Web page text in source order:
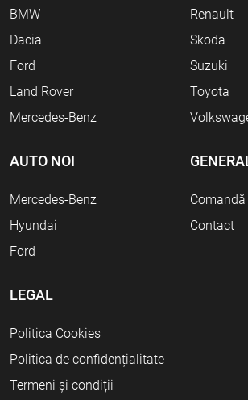
BMW
Dacia
Ford
Land Rover
Mercedes-Benz
Renault
Skoda
Suzuki
Toyota
AUTO NOI
Mercedes-Benz
Hyundai
Ford
Contact
LEGAL
Politica Cookies
Politica de confidențialitate
Termeni și condiții